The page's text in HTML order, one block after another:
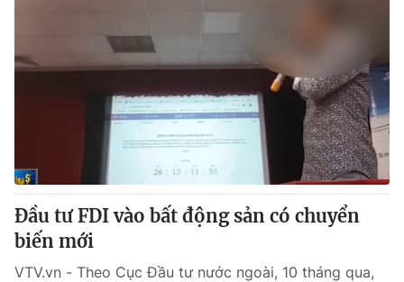
Đầu tư FDI vào bất động sản có chuyển
biến mới
VTV.vn - Theo Cục Đầu tư nước ngoài, 10 tháng qua,